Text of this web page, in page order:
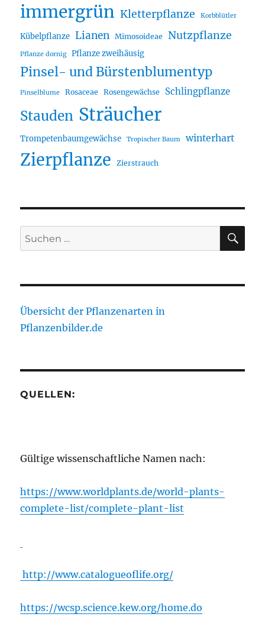
immergrün Kletterpflanze Korbblütler
Kübelpflanze Lianen Mimosoideae Nutzpflanze
Pflanze dornig Pflanze zweihäusig
Pinsel- und Bürstenblumentyp
Pinselblume Rosaceae Rosengewächse Schlingpflanze
Stauden Sträucher
Trompetenbaumgewächse Tropischer Baum winterhart
Zierpflanze Zierstrauch
Suche
nach:
Übersicht der Pflanzenarten in
Pflanzenbilder.de
QUELLEN:
Gültige wissenschaftliche Namen nach:
https://www.worldplants.de/world-plants-
complete-list/complete-plant-list
http://www.catalogueoflife.org/
https://wcsp.science.kew.org/home.do